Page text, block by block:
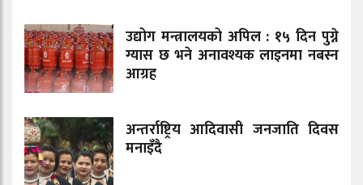
उद्योग मन्त्रालयको अपिल : १५ दिन पुग्ने
ग्यास छ भने अनावश्यक लाइनमा नबस्न
आग्रह
अन्तर्राष्ट्रिय आदिवासी जनजाति दिवस
मनाइँदै